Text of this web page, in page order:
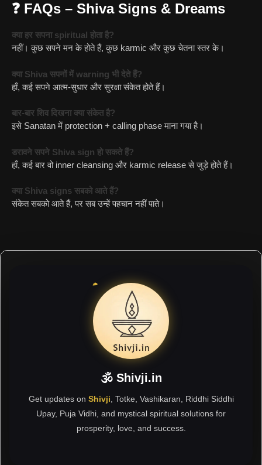
❓ FAQs – Shiva Signs & Dreams
क्या हर सपना spiritual होता है?
नहीं। कुछ सपने मन के होते हैं, कुछ karmic और कुछ चेतना स्तर के।
क्या Shiva सपनों में warning भी देते हैं?
हाँ, कई सपने आत्म-सुधार और सुरक्षा संकेत होते हैं।
बार-बार शिव दिखना क्या संकेत है?
इसे Sanatan में protection + calling phase माना गया है।
डरावने सपने Shiva sign हो सकते हैं?
हाँ, कई बार वो inner cleansing और karmic release से जुड़े होते हैं।
क्या Shiva signs सबको आते हैं?
संकेत सबको आते हैं, पर सब उन्हें पहचान नहीं पाते।
🕉 Shivji.in
Get updates on Shivji , Totke, Vashikaran, Riddhi Siddhi
Upay, Puja Vidhi, and mystical spiritual solutions for
prosperity, love, and success.